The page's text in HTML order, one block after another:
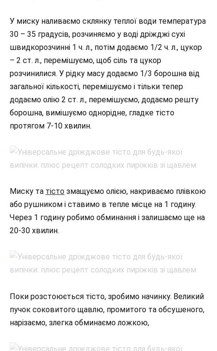
У миску наливаємо склянку теплої води температура
30 – 35 градусів, розчиняємо у воді дріжджі сухі
швидкорозчинні 1 ч. л., потім додаємо 1/2 ч. л., цукор
– 2 ст. л., перемішуємо, щоб сіль та цукор
розчинилися. У рідку масу додаємо 1/3 борошна від
загальної кількості, перемішуємо і тільки тепер
додаємо олію 2 ст. л., перемішуємо, додаємо решту
борошна, вимішуємо однорідне, гладке тісто
протягом 7-10 хвилин.
Миску та тісто змащуємо олією, накриваємо плівкою
або рушником і ставимо в тепле місце на 1 годину.
Через 1 годину робимо обминання і залишаємо ще на
20-30 хвилин.
Поки розстоюється тісто, зробимо начинку. Великий
пучок соковитого щавлю, промитого та обсушеного,
нарізаємо, злегка обминаємо ложкою,